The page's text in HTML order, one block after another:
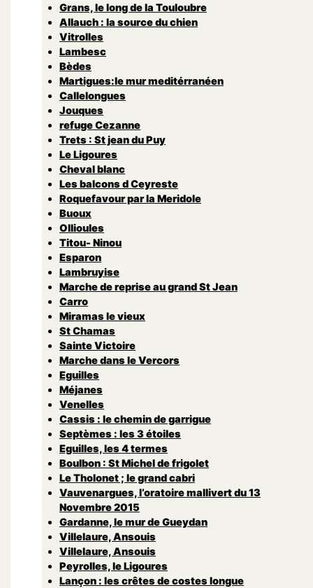
Grans, le long de la Touloubre
Allauch : la source du chien
Vitrolles
Lambesc
Bèdes
Martigues:le mur meditérranéen
Callelongues
Jouques
refuge Cezanne
Trets : St jean du Puy
Le Ligoures
Cheval blanc
Les balcons d Ceyreste
Roquefavour par la Meridole
Buoux
Ollioules
Titou- Ninou
Esparon
Lambruyise
Marche de reprise au grand St Jean
Carro
Miramas le vieux
St Chamas
Sainte Victoire
Marche dans le Vercors
Eguilles
Méjanes
Venelles
Cassis : le chemin de garrigue
Septèmes : les 3 étoiles
Eguilles, les 4 termes
Boulbon : St Michel de frigolet
Le Tholonet ; le grand cabri
Vauvenargues, l’oratoire mallivert du 13
Novembre 2015
Gardanne, le mur de Gueydan
Villelaure, Ansouis
Villelaure, Ansouis
Peyrolles, le Ligoures
Lançon : les crêtes de costes longue